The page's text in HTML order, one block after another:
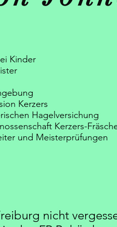
Kinder
Kerzers
Hagelversichung
Kerzers-
und Meisterprüfungen
nicht